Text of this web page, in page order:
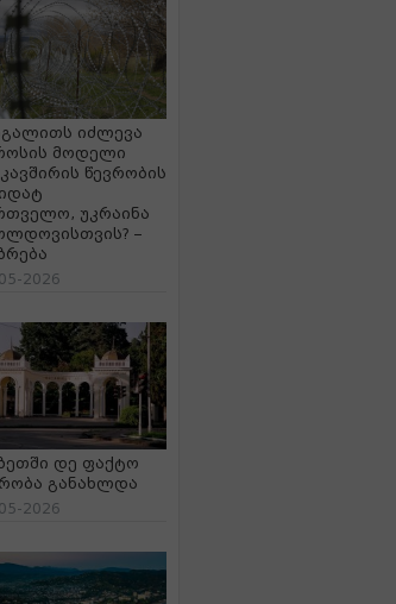
იძლევა
მოდელი
წევრობის
უკრაინა
–
2026
დე ფაქტო
განახლდა
2026